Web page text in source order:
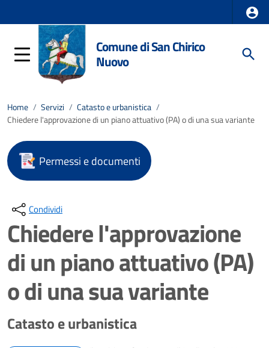
Comune di San Chirico
Nuovo
Home / Servizi / Catasto e urbanistica /
Chiedere l'approvazione di un piano attuativo (PA) o di una sua variante
Permessi e documenti
Condividi
Chiedere l'approvazione
di un piano attuativo (PA)
o di una sua variante
Catasto e urbanistica